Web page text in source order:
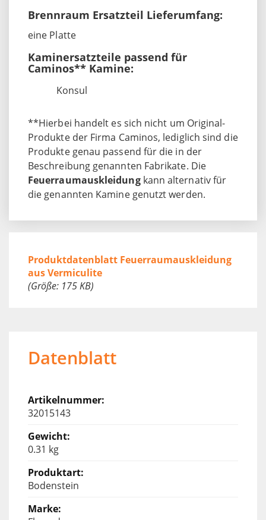
Brennraum Ersatzteil Lieferumfang:
eine Platte
Kaminersatzteile passend für
Caminos** Kamine:
Konsul
**Hierbei handelt es sich nicht um Original-
Produkte der Firma Caminos, lediglich sind die
Produkte genau passend für die in der
Beschreibung genannten Fabrikate. Die
Feuerraumauskleidungkann alternativ für
die genannten Kamine genutzt werden.
Produktdatenblatt Feuerraumauskleidung
aus Vermiculite
(Größe: 175 KB)
Datenblatt
32015143
0.31 kg
Bodenstein